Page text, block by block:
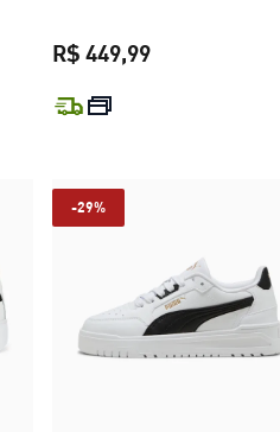
449,99
R$ 449,99
-29%